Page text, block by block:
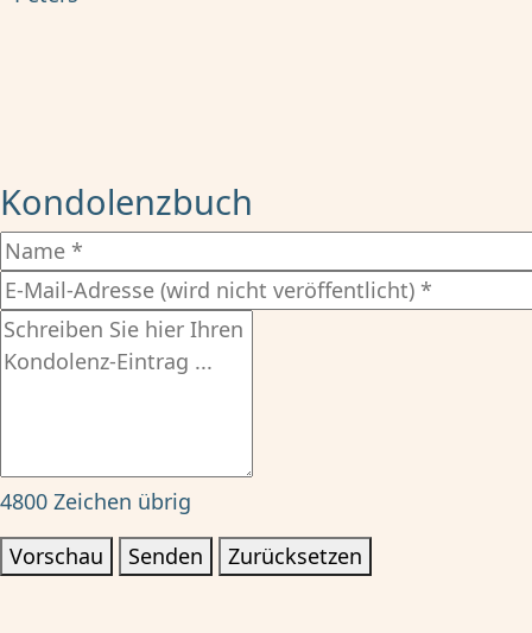
Kondolenzbuch
4800 Zeichen übrig
Vorschau
Senden Zurücksetzen